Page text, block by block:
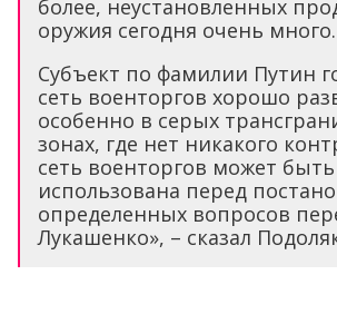
более, неустановленных
оружия сегодня очень много.
Субъект по фамилии Путин
сеть военторгов хорошо
особенно в серых
зонах, где нет никакого
сеть военторгов может быть
использована перед
определенных вопросов
Лукашенко», – сказал